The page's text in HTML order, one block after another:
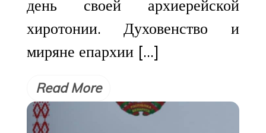
день своей архиерейской
хиротонии. Духовенство и
миряне епархии […]
Read More